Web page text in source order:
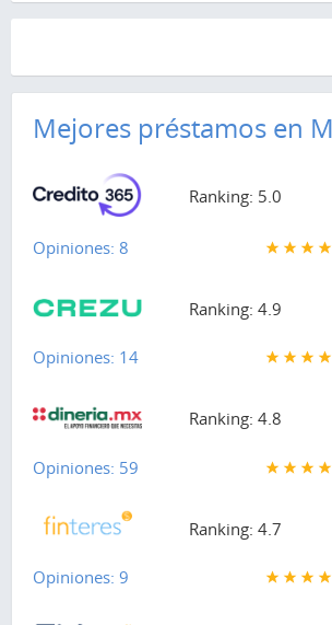
Mejores préstamos en
Ranking: 5.0
Opiniones: 8
Ranking: 4.9
Opiniones: 14
Ranking: 4.8
Opiniones: 59
Ranking: 4.7
Opiniones: 9